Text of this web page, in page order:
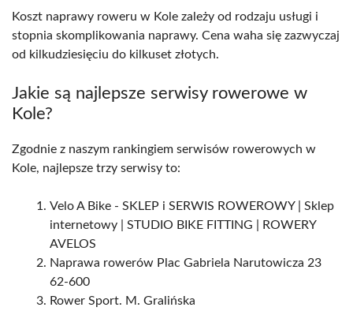
Koszt naprawy roweru w Kole zależy od rodzaju usługi i
stopnia skomplikowania naprawy. Cena waha się zazwyczaj
od kilkudziesięciu do kilkuset złotych.
Jakie są najlepsze serwisy rowerowe w
Kole?
Zgodnie z naszym rankingiem serwisów rowerowych w
Kole, najlepsze trzy serwisy to:
Velo A Bike - SKLEP i SERWIS ROWEROWY | Sklep
internetowy | STUDIO BIKE FITTING | ROWERY
AVELOS
Naprawa rowerów Plac Gabriela Narutowicza 23
62-600
Rower Sport. M. Gralińska